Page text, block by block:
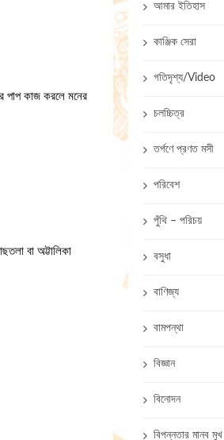
পাপ কাজ করলে মনের
বা অট্টালিকা
আমার ইতিহাস
কাঞ্জিক সেরা
গতিদৃশ্য/Video
চলচ্চিত্র
তর্পণে প্রণত মসী
পরিবেশ
পুঁথি – পরিচয়
বসুধা
বাণিজ্য
বামপন্থা
বিজ্ঞান
বিনোদন
বিপন্নতার মানব মুখ